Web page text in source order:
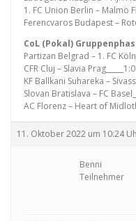
1. FC Union Berlin – Malmö
Ferencvaros Budapest –
CoL (Pokal)
Partizan Belgrad – 1. FC
CFR Cluj – Slavia Prag_____1:0
KF Ballkani Suhareka –
Slovan Bratislava – FC
AC Florenz – Heart of
11. Oktober 2022 um 10:24
Benni
Teilnehmer